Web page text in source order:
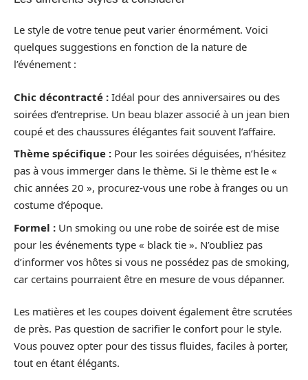
Le style de votre tenue peut varier énormément. Voici
quelques suggestions en fonction de la nature de
l’événement :
Chic décontracté : Idéal pour des anniversaires ou des
soirées d’entreprise. Un beau blazer associé à un jean bien
coupé et des chaussures élégantes fait souvent l’affaire.
Thème spécifique : Pour les soirées déguisées, n’hésitez
pas à vous immerger dans le thème. Si le thème est le «
chic années 20 », procurez-vous une robe à franges ou un
costume d’époque.
Formel : Un smoking ou une robe de soirée est de mise
pour les événements type « black tie ». N’oubliez pas
d’informer vos hôtes si vous ne possédez pas de smoking,
car certains pourraient être en mesure de vous dépanner.
Les matières et les coupes doivent également être scrutées
de près. Pas question de sacrifier le confort pour le style.
Vous pouvez opter pour des tissus fluides, faciles à porter,
tout en étant élégants.